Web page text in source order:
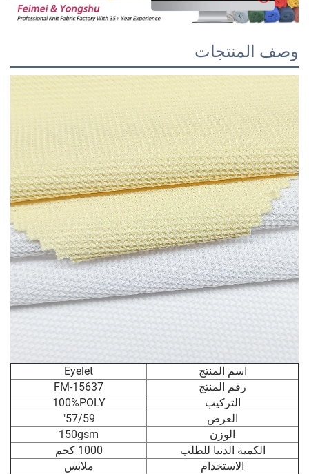
وصف المنتجات
اسم المنتج
Eyelet
رقم المنتج
FM-15637
التركيب
100%POLY
العرض
57/59"
الوزن
150gsm
الكمية الدنيا للطلب
1000 كجم
الاستخدام
ملابس